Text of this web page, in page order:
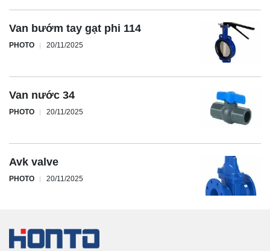
Van bướm tay gạt phi 114
PHOTO 20/11/2025
Van nước 34
PHOTO 20/11/2025
Avk valve
PHOTO 20/11/2025